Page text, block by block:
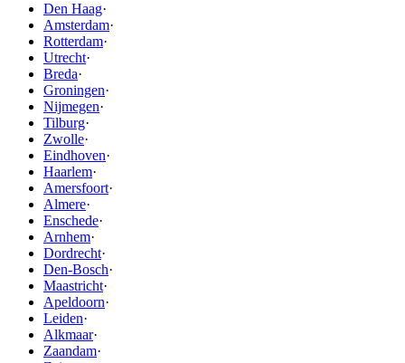
Den Haag·
Amsterdam·
Rotterdam·
Utrecht·
Breda·
Groningen·
Nijmegen·
Tilburg·
Zwolle·
Eindhoven·
Haarlem·
Amersfoort·
Almere·
Enschede·
Arnhem·
Dordrecht·
Den-Bosch·
Maastricht·
Apeldoorn·
Leiden·
Alkmaar·
Zaandam·